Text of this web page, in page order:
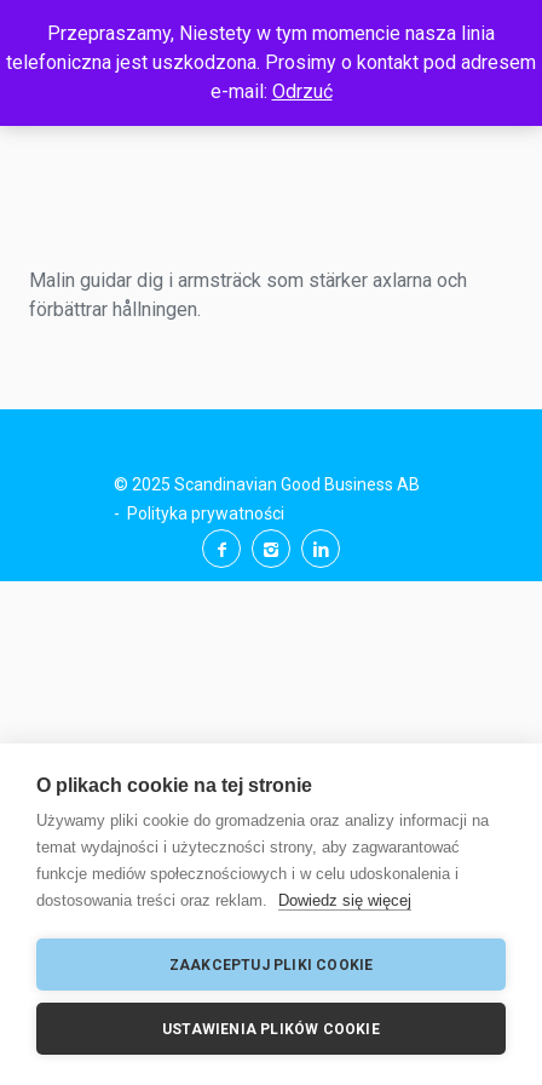
Malin guidar dig i armsträck som stärker axlarna och
förbättrar hållningen.
© 2025 Scandinavian Good Business AB
- Polityka prywatności
Przepraszamy, Niestety w tym momencie nasza linia
telefoniczna jest uszkodzona. Prosimy o kontakt pod adresem
e-mail: Odrzuć
O plikach cookie na tej stronie
Używamy pliki cookie do gromadzenia oraz analizy informacji na
temat wydajności i użyteczności strony, aby zagwarantować
funkcje mediów społecznościowych i w celu udoskonalenia i
dostosowania treści oraz reklam.
Dowiedz się więcej
ZAAKCEPTUJ PLIKI COOKIE
USTAWIENIA PLIKÓW COOKIE